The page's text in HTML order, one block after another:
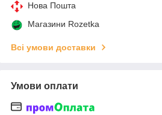
Нова Пошта
Магазини Rozetka
Всі умови доставки
Умови оплати